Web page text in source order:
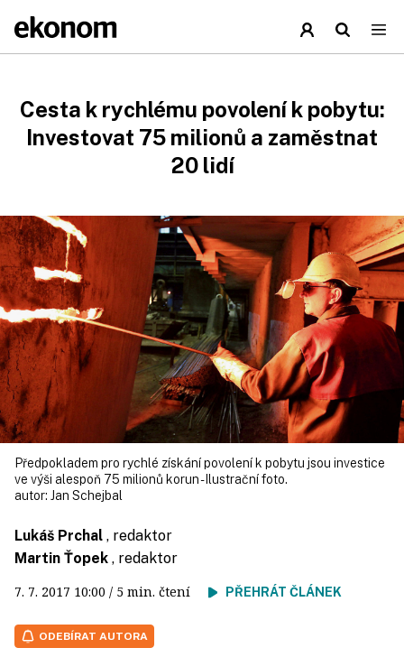
Cesta k rychlému povolení k pobytu:
Investovat 75 milionů a zaměstnat
20 lidí
Předpokladem pro rychlé získání povolení k pobytu jsou investice
ve výši alespoň 75 milionů korun - Ilustrační foto.
autor: Jan Schejbal
Lukáš Prchal , redaktor
Martin Ťopek , redaktor
7. 7. 2017 10:00 / 5 min. čtení PŘEHRÁT ČLÁNEK
ODEBÍRAT AUTORA